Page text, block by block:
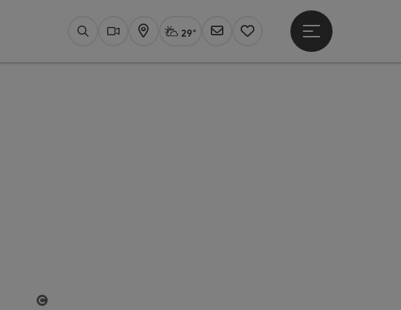
SuchenWebcams
KarteAktuelles Wetter Linz, stark bewölkt
29°
Newsletter
Merkzettel
Hauptmenü öffnen